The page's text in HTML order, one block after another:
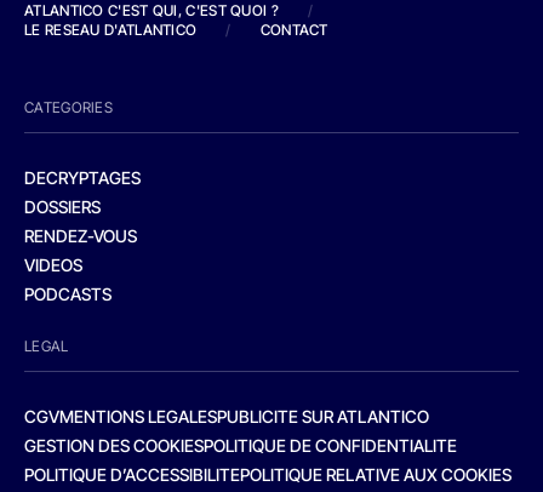
ATLANTICO C'EST QUI, C'EST QUOI ?
/
LE RESEAU D'ATLANTICO
/ CONTACT
CATEGORIES
DECRYPTAGES
DOSSIERS
RENDEZ-VOUS
VIDEOS
PODCASTS
LEGAL
CGVMENTIONS LEGALESPUBLICITE SUR ATLANTICO
GESTION DES COOKIESPOLITIQUE DE CONFIDENTIALITE
POLITIQUE D’ACCESSIBILITEPOLITIQUE RELATIVE AUX COOKIES